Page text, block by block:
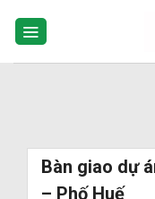
Bàn giao dự
– Phố Huế